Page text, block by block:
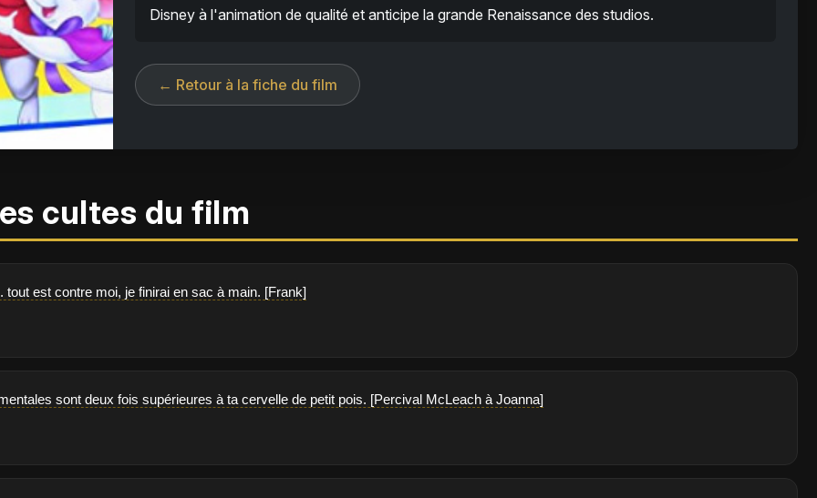
Disney à l'animation de qualité et anticipe la grande Renaissance des studios.
← Retour à la fiche du film
cultes du film
tout est contre moi, je finirai en sac à main. [Frank]
sont deux fois supérieures à ta cervelle de petit pois. [Percival McLeach à Joanna]